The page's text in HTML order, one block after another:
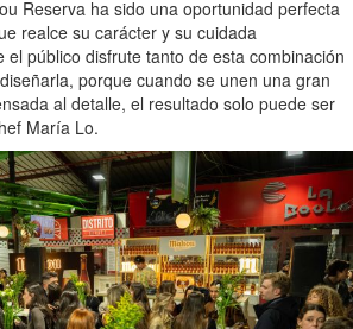
Reserva ha sido una oportunidad perfecta
realce su carácter y su cuidada
el público disfrute tanto de esta combinación
porque cuando se unen una gran
al detalle, el resultado solo puede ser
María Lo.